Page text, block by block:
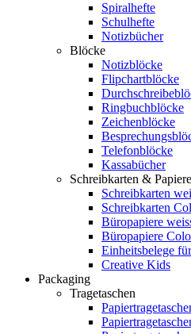
Spiralhefte
Schulhefte
Notizbücher
Blöcke
Notizblöcke
Flipchartblöcke
Ringbuchblöcke
Zeichenblöcke
Telefonblöcke
Kassabücher
Schreibkarten & Papiere
Schreibkarten
Schreibkarten
Büropapiere
Büropapiere
Einheitsbelege
Creative Kids
Packaging
Tragetaschen